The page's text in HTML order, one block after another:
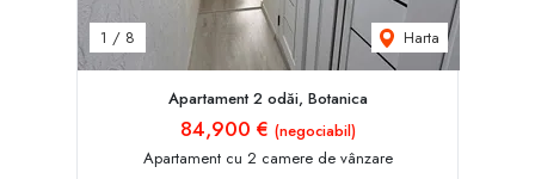
1 / 8 Harta
Apartament 2 odăi, Botanica
84,900 € (negociabil)
Apartament cu 2 camere de vânzare